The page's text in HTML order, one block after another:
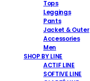
Tops
Leggings
Pants
Jacket & Outer
Accessories
Men
SHOP BY LINE
ACTIF LINE
SOFTIVE LINE